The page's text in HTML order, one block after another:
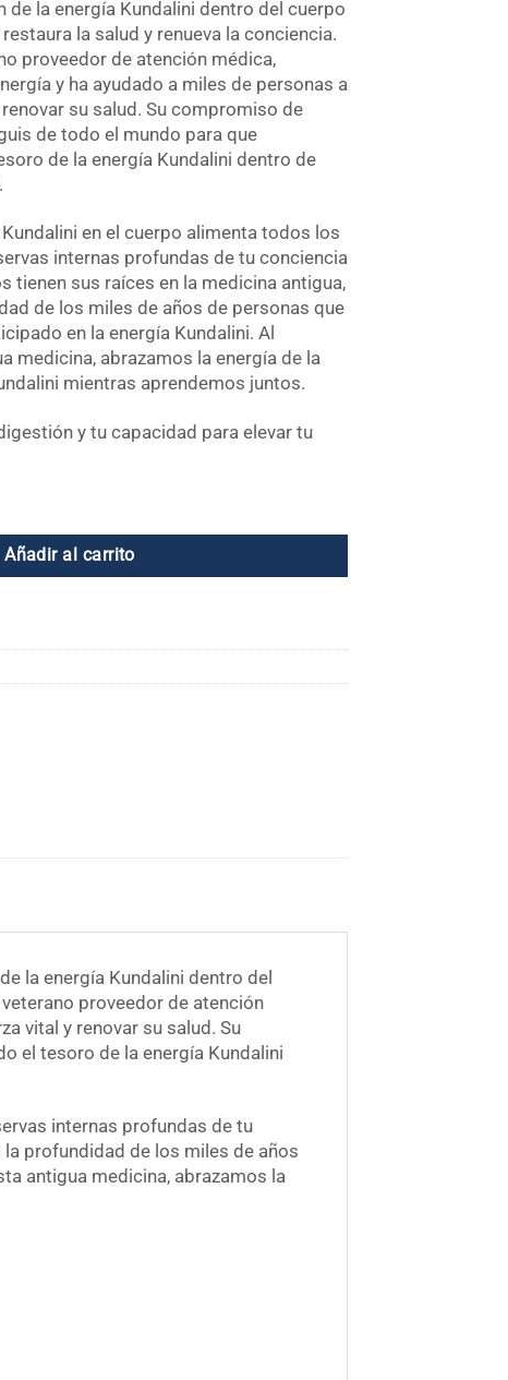
de la energía Kundalini dentro del cuerpo
la salud y renueva la conciencia.
proveedor de atención médica,
y ha ayudado a miles de personas a
su salud. Su compromiso de
de todo el mundo para que
de la energía Kundalini dentro de
en el cuerpo alimenta todos los
internas profundas de tu conciencia
tienen sus raíces en la medicina antigua,
de los miles de años de personas que
en la energía Kundalini. Al
medicina, abrazamos la energía de la
mientras aprendemos juntos.
y tu capacidad para elevar tu
Añadir al carrito
la energía Kundalini dentro del
proveedor de atención
vital y renovar su salud. Su
el tesoro de la energía Kundalini
internas profundas de tu
profundidad de los miles de años
antigua medicina, abrazamos la